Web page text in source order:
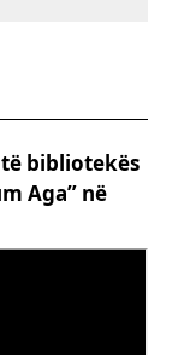
bibliotekës
Aga” në